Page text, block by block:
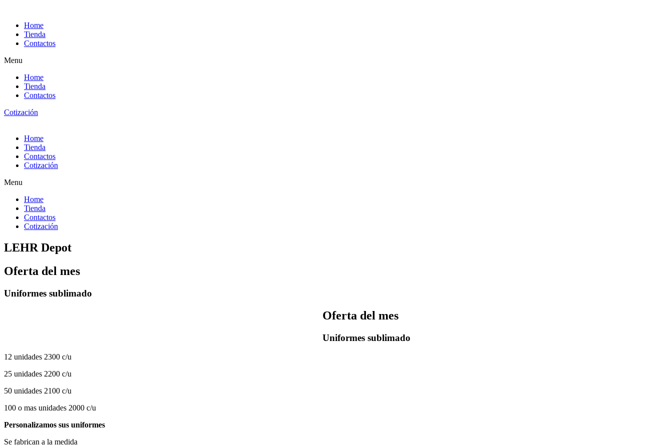
contenidoHome
Tienda
Contactos
Menu
Home
Tienda
Contactos
Cotización
Home
Tienda
Contactos
Cotización
Menu
Home
Tienda
Contactos
Cotización
LEHR Depot
Oferta del mes
Uniformes sublimado
Oferta del mes
Uniformes sublimado
12 unidades 2300 c/u
25 unidades 2200 c/u
50 unidades 2100 c/u
100 o mas unidades 2000 c/u
Personalizamos sus uniformes
Se fabrican a la medida